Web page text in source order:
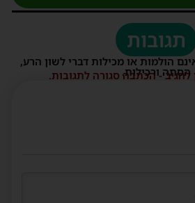
תגובות
הולמות או מכילות דברי לשון הרע,
הסתה ורכילות.
להגיב - הכתבה סגורה לתגובות.